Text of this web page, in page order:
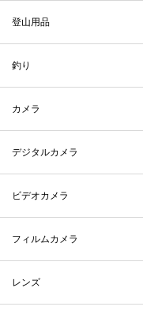
登山用品
釣り
カメラ
デジタルカメラ
ビデオカメラ
フィルムカメラ
レンズ